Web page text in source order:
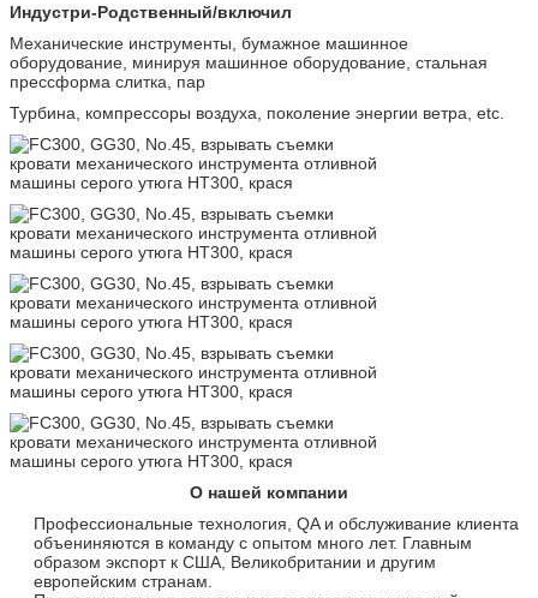
Индустри-Родственный/включил
Механические инструменты, бумажное машинное
оборудование, минируя машинное оборудование, стальная
прессформа слитка, пар
Турбина, компрессоры воздуха, поколение энергии ветра, etc.
О нашей компании
Профессиональные технология, QA и обслуживание клиента
объениняются в команду с опытом много лет. Главным
образом экспорт к США, Великобритании и другим
европейским странам.